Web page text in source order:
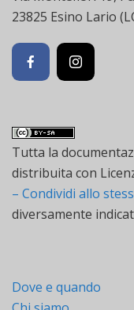
23825 Esino Lario
Tutta la
distribuita con
– Condividi allo
diversamente
Dove e quando